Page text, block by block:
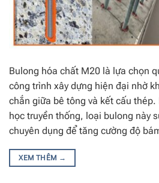
Bulong hóa chất M20 là lựa chọn
công trình xây dựng hiện đại nhờ
chắn giữa bê tông và kết cấu
học truyền thống, loại bulong này
chuyên dụng để tăng cường độ
XEM THÊM →